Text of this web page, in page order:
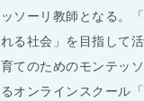
ッソーリ教師となる。
れる社会」を目指して
育てのためのモンテッ
るオンラインスクール